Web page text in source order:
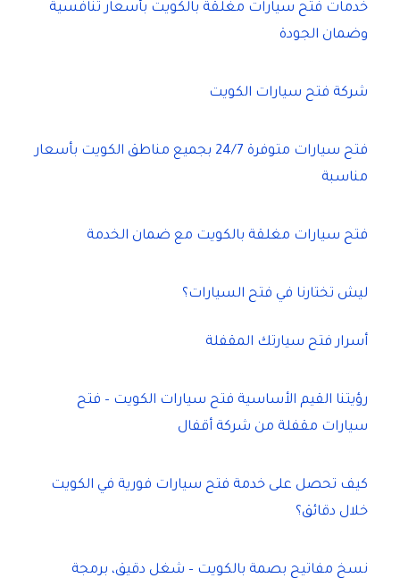
خدمات فتح سيارات مغلقة بالكويت بأسعار تنافسية
وضمان الجودة
شركة فتح سيارات الكويت
فتح سيارات متوفرة 24/7 بجميع مناطق الكويت بأسعار
مناسبة
فتح سيارات مغلقة بالكويت مع ضمان الخدمة
ليش تختارنا في فتح السيارات؟
أسرار فتح سيارتك المقفلة
رؤيتنا القيم الأساسية فتح سيارات الكويت – فتح
سيارات مقفلة من شركة أقفال
كيف تحصل على خدمة فتح سيارات فورية في الكويت
خلال دقائق؟
نسخ مفاتيح بصمة بالكويت – شغل دقيق، برمجة